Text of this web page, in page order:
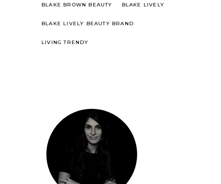
BLAKE BROWN BEAUTY BLAKE LIVELY
BLAKE LIVELY BEAUTY BRAND
LIVING TRENDY